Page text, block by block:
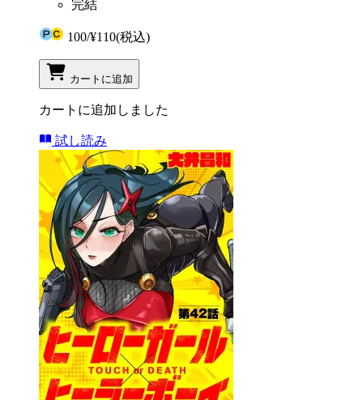
完結
100/¥110(税込)
カートに追加
カートに追加しました
試し読み